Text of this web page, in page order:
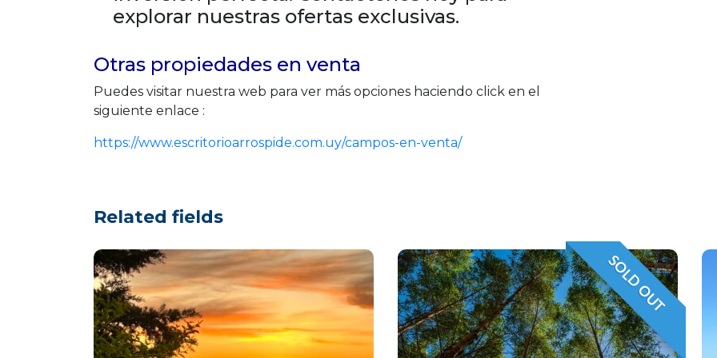
explorar nuestras ofertas exclusivas.
Otras propiedades en venta
Puedes visitar nuestra web para ver más opciones haciendo click en el
siguiente enlace :
https://www.escritorioarrospide.com.uy/campos-en-venta/
Related fields
VENDIDO
SOLD OUT